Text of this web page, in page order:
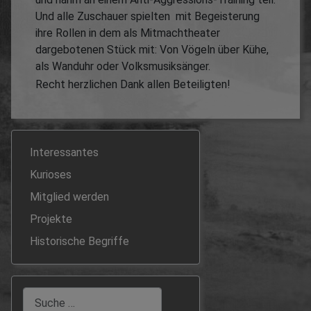
Interessantes
Kurioses
Mitglied werden
Projekte
Historische Begriffe
Und alle Zuschauer spielten mit Begeisterung
ihre Rollen in dem als Mitmachtheater
dargebotenen Stück mit: Von Vögeln über Kühe,
als Wanduhr oder Volksmusiksänger.
Recht herzlichen Dank allen Beteiligten!